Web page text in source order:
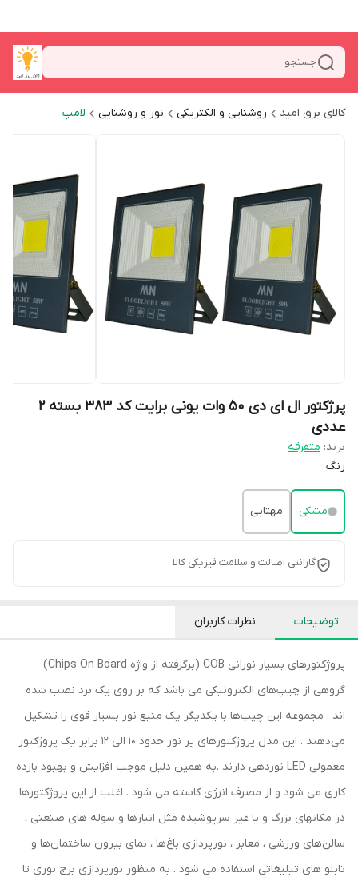
جستجو
کالای برق امید روشنایی و الکتریکی نور و روشنایی لامپ
پرژکتور ال ای دی 50 وات یونی برایت کد 383 بسته 2
عددی
برند: متفرقه
رنگ
مشکی مهتابی
گارانتی اصالت و سلامت فیزیکی کالا
توضیحات نظرات کاربران
پروژکتورهای بسیار نورانی COB (برگرفته از واژه Chips On Board)
گروهی از چیپ‌های الکترونیکی می باشد که بر روی یک برد نصب شده
اند . مجموعه این چیپ‌ها با یکدیگر یک منبع نور بسیار قوی را تشکیل
می‌دهند . این مدل پروژکتورهای پر نور حدود 10 الی 12 برابر یک پروژکتور
معمولی LED نوردهی دارند .به همین دلیل موجب افزایش و بهبود بازده
کاری می شود و از مصرف انرژی کاسته می شود . اغلب از این پروژکتورها
در مکانهای بزرگ و یا غیر سرپوشیده مثل انبارها و سوله‌ های صنعتی ،
سالن‌های ورزشی ، معابر ، نورپردازی باغ‌ها ، نمای بیرون ساختمان‌ها و
تابلو های تبلیغاتی استفاده می شود . به منظور نورپردازی برج نوری تا